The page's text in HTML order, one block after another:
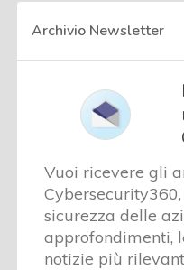
Archivio Newsletter
Vuoi ricevere gli
sicurezza delle
approfondimenti,
notizie più